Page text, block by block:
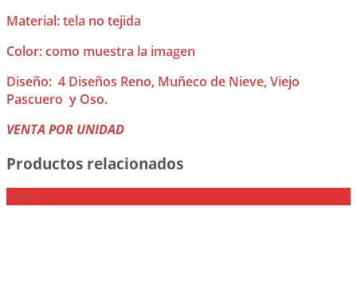
Material: tela no tejida
Color: como muestra la imagen
Diseño: 4 Diseños Reno, Muñeco de Nieve, Viejo
Pascuero y Oso.
VENTA POR UNIDAD
Productos relacionados